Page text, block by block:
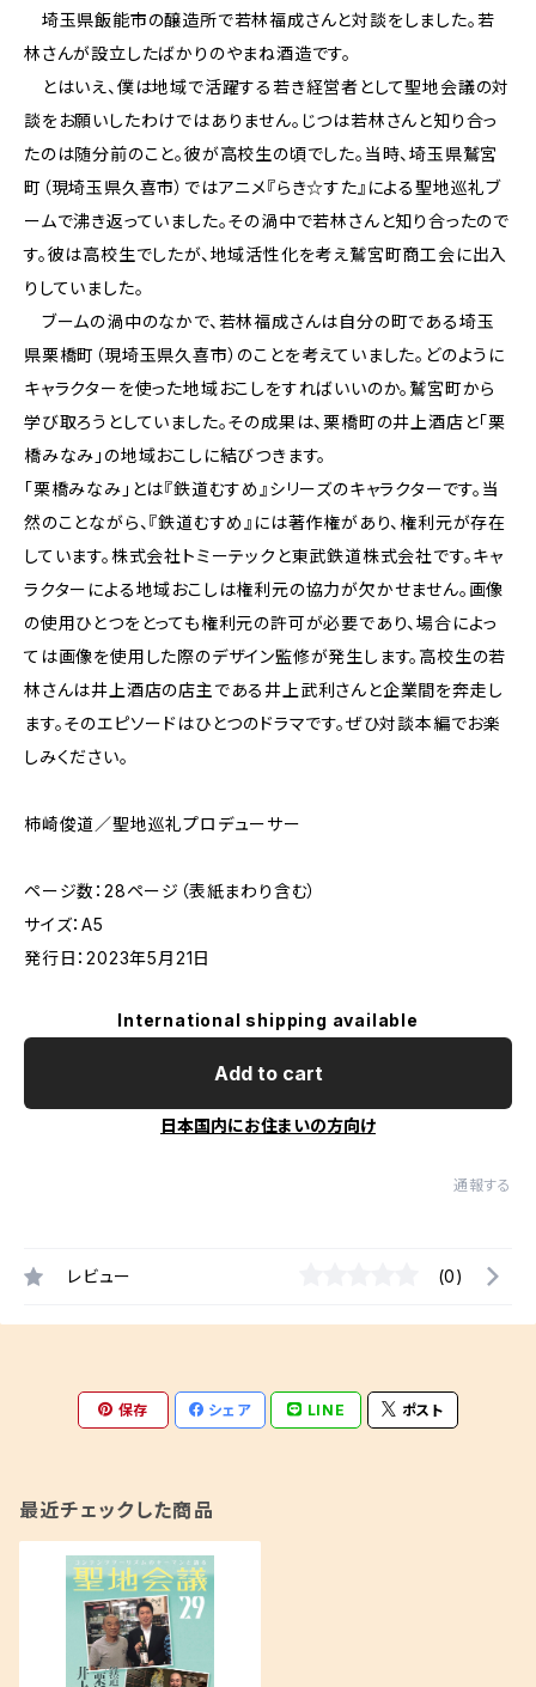
埼玉県飯能市の醸造所で若林福成さんと対談をしました。若
林さんが設立したばかりのやまね酒造です。
とはいえ、僕は地域で活躍する若き経営者として聖地会議の対
談をお願いしたわけではありません。じつは若林さんと知り合っ
たのは随分前のこと。彼が高校生の頃でした。当時、埼玉県鷲宮
町（現埼玉県久喜市）ではアニメ『らき☆すた』による聖地巡礼ブ
ームで沸き返っていました。その渦中で若林さんと知り合ったので
す。彼は高校生でしたが、地域活性化を考え鷲宮町商工会に出入
りしていました。
ブームの渦中のなかで、若林福成さんは自分の町である埼玉
県栗橋町（現埼玉県久喜市）のことを考えていました。どのように
キャラクターを使った地域おこしをすればいいのか。鷲宮町から
学び取ろうとしていました。その成果は、栗橋町の井上酒店と「栗
橋みなみ」の地域おこしに結びつきます。
「栗橋みなみ」とは『鉄道むすめ』シリーズのキャラクターです。当
然のことながら、『鉄道むすめ』には著作権があり、権利元が存在
しています。株式会社トミーテックと東武鉄道株式会社です。キャ
ラクターによる地域おこしは権利元の協力が欠かせません。画像
の使用ひとつをとっても権利元の許可が必要であり、場合によっ
ては画像を使用した際のデザイン監修が発生します。高校生の若
林さんは井上酒店の店主である井上武利さんと企業間を奔走し
ます。そのエピソードはひとつのドラマです。ぜひ対談本編でお楽
しみください。
柿崎俊道／聖地巡礼プロデューサー
ページ数：28ページ（表紙まわり含む）
サイズ：A5
発行日：2023年5月21日
International shipping available
Add to cart
日本国内にお住まいの方向け
通報する
レビュー (0)
保存 シェア LINE ポスト
最近チェックした商品